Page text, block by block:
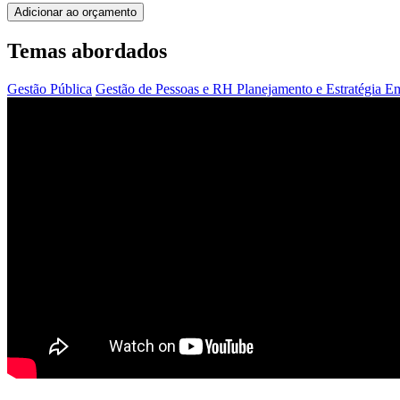
Adicionar ao orçamento
Temas abordados
Gestão Pública Gestão de Pessoas e RH Planejamento e Estratégia